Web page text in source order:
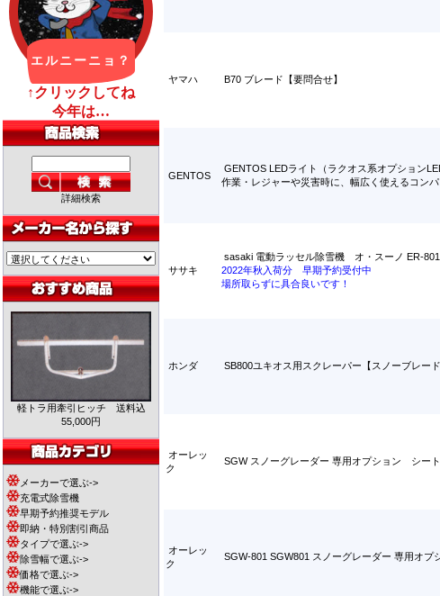
詳細検索
軽トラ用牽引ヒッチ 送料込
55,000円
メーカーで選ぶ->
充電式除雪機
早期予約推奨モデル
即納・特別割引商品
タイプで選ぶ->
除雪幅で選ぶ->
価格で選ぶ->
機能で選ぶ->
ヤマハ B70 ブレード【要問合せ】
GENTOS
GENTOS LEDライト（ラクオス系オプション
作業・レジャーや災害時に、幅広く使えるコン
ササキ
sasaki 電動ラッセル除雪機 オ・スーノ ER-
2022年秋入荷分 早期予約受付中
場所取らずに具合良いです！
ホンダ SB800ユキオス用スクレーパー【スノーブレード
オーレッ
ク
SGW スノーグレーダー 専用オプション シー
オーレッ
ク
SGW-801 SGW801 スノーグレーダー 専用オプ